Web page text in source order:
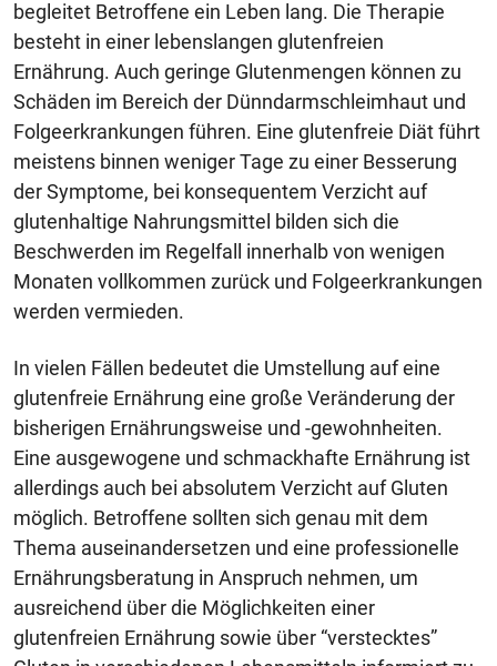
begleitet Betroffene ein Leben lang. Die Therapie
besteht in einer lebenslangen glutenfreien
Ernährung. Auch geringe Glutenmengen können zu
Schäden im Bereich der Dünndarmschleimhaut und
Folgeerkrankungen führen. Eine glutenfreie Diät führt
meistens binnen weniger Tage zu einer Besserung
der Symptome, bei konsequentem Verzicht auf
glutenhaltige Nahrungsmittel bilden sich die
Beschwerden im Regelfall innerhalb von wenigen
Monaten vollkommen zurück und Folgeerkrankungen
werden vermieden.
In vielen Fällen bedeutet die Umstellung auf eine
glutenfreie Ernährung eine große Veränderung der
bisherigen Ernährungsweise und -gewohnheiten.
Eine ausgewogene und schmackhafte Ernährung ist
allerdings auch bei absolutem Verzicht auf Gluten
möglich. Betroffene sollten sich genau mit dem
Thema auseinandersetzen und eine professionelle
Ernährungsberatung in Anspruch nehmen, um
ausreichend über die Möglichkeiten einer
glutenfreien Ernährung sowie über “verstecktes”